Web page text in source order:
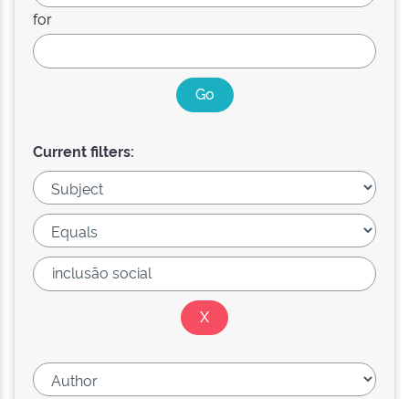
for
Current filters: